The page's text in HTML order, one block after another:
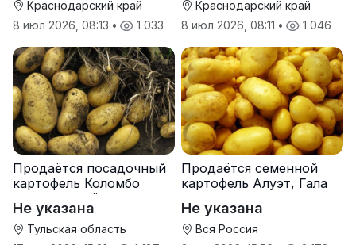
Краснодарский край
8 июл 2026, 08:13 • 1 033
Краснодарский край
8 июл 2026, 08:11 • 1 046
Продаётся посадочный
картофель Коломбо
оптом от трёх тонн
Не указана
Тульская область
Продаётся семенной
картофель Алуэт, Гала
Не указана
Вся Россия